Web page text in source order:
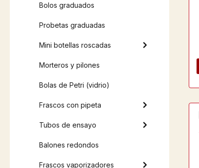
Bolos graduados
Probetas graduadas
Mini botellas roscadas
Morteros y pilones
Bolas de Petri (vidrio)
Frascos con pipeta
Tubos de ensayo
Balones redondos
Frascos vaporizadores